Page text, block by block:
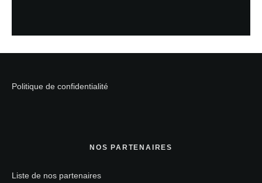
Politique de confidentialité
NOS PARTENAIRES
Liste de nos partenaires